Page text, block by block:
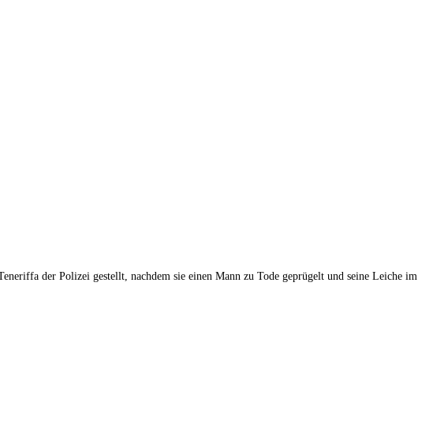
der Polizei gestellt, nachdem sie einen Mann zu Tode geprügelt und seine Leiche im